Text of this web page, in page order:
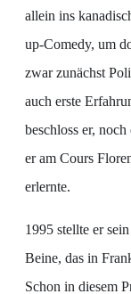
allein ins
up-Comedy, um
zwar zunächst
auch erste
beschloss er,
er am Cours
erlernte.
1995 stellte er
Beine, das in
Schon in diesem